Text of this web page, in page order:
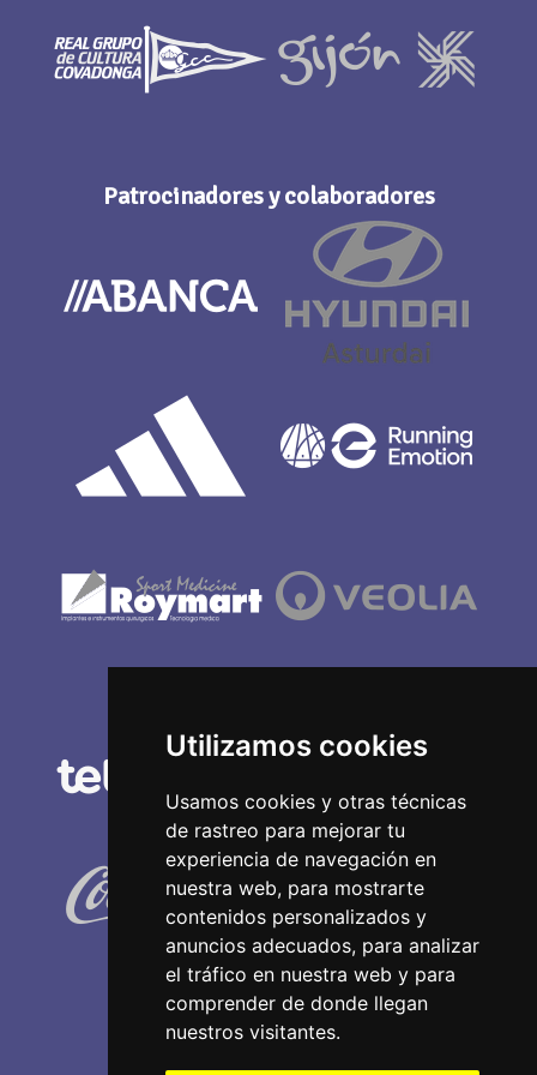
Utilizamos cookies
Usamos cookies y otras técnicas
de rastreo para mejorar tu
experiencia de navegación en
nuestra web, para mostrarte
contenidos personalizados y
anuncios adecuados, para analizar
el tráfico en nuestra web y para
comprender de donde llegan
nuestros visitantes.
Patrocinadores y colaboradores